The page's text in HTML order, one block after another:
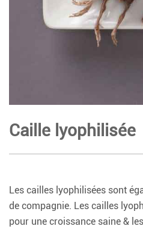
Caille lyophilisée
Les cailles lyophilisées sont
de compagnie. Les cailles
pour une croissance saine &